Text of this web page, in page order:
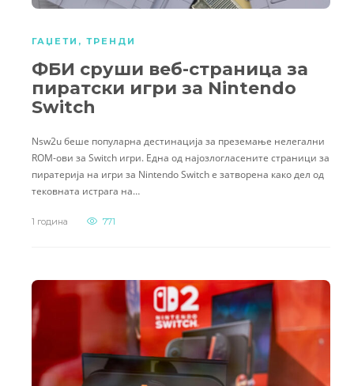
ГАЏЕТИ , ТРЕНДИ
ФБИ сруши веб-страница за
пиратски игри за Nintendo
Switch
Nsw2u беше популарна дестинација за преземање нелегални
ROM-ови за Switch игри. Една од најозлогласените страници за
пиратерија на игри за Nintendo Switch е затворена како дел од
тековната истрага на…
1 година 771